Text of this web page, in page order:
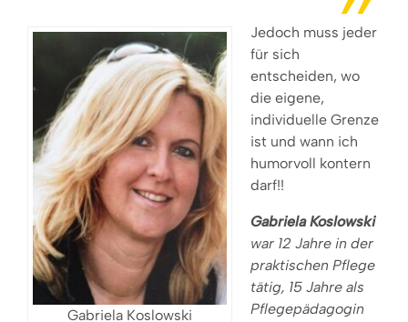
Gabriela Koslowski
Jedoch muss jeder
für sich
entscheiden, wo
die eigene,
individuelle Grenze
ist und wann ich
humorvoll kontern
darf!!
Gabriela Koslowski
war 12 Jahre in der
praktischen Pflege
tätig, 15 Jahre als
Pflegepädagogin